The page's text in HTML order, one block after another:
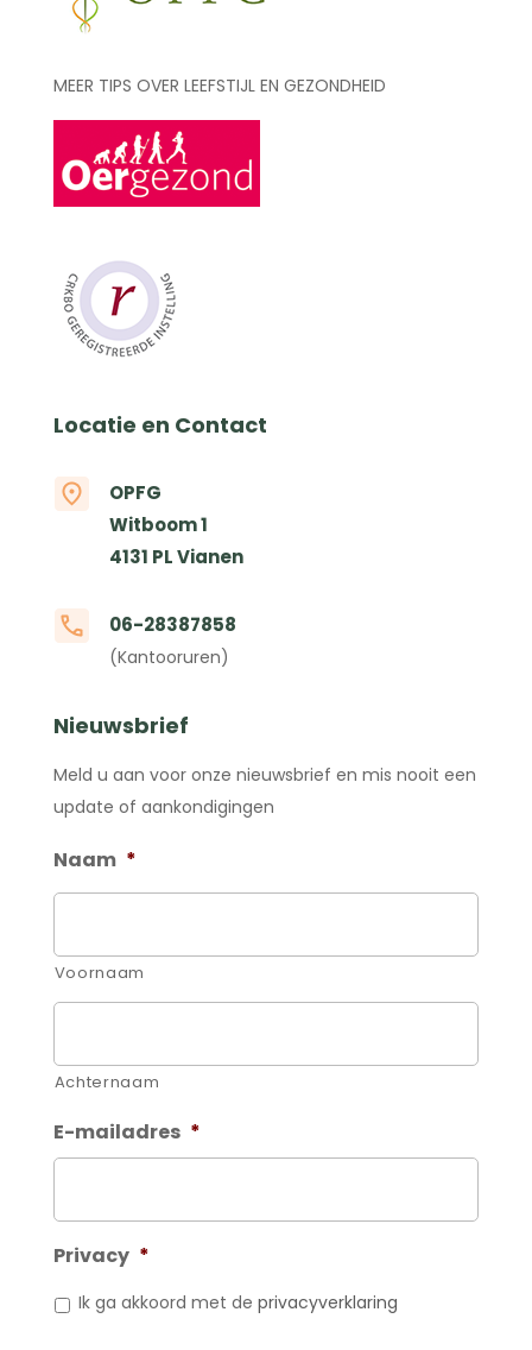
MEER TIPS OVER LEEFSTIJL EN GEZONDHEID
Locatie en Contact
OPFG
Witboom 1
4131 PL Vianen
06-28387858
(Kantooruren)
Nieuwsbrief
Meld u aan voor onze nieuwsbrief en mis nooit een
update of aankondigingen
Naam *
Voornaam
Achternaam
E-mailadres *
Privacy *
Ik ga akkoord met de privacyverklaring